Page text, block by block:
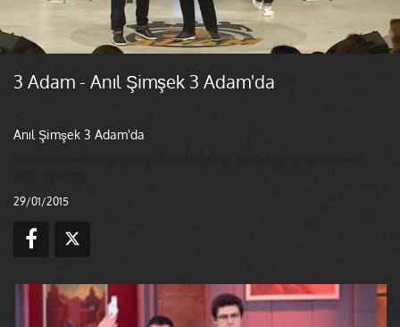
3 Adam - Anıl Şimşek 3 Adam'da
Anıl Şimşek 3 Adam'da
29/01/2015